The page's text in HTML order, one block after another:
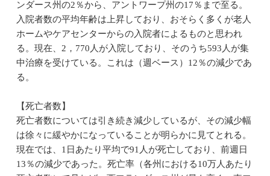
ンダース州の2％から、アントワープ州の17％まで至る。
入院者数の平均年齢は上昇しており、おそらく多くが老人
ホームやケアセンターからの入院者によるものと思われ
る。現在、2，770人が入院しており、そのうち593人が集
中治療を受けている。これは（週ベース）12％の減少であ
る。
【死亡者数】
死亡者数については引き続き減少しているが、その減少幅
は徐々に緩やかになっていることが明らかに見てとれる。
現在では、1日あたり平均で91人が死亡しており、前週日
13％の減少であった。死亡率（各州における10万人あたり